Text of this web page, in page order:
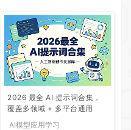
2026 最全 AI 提示词合集，
覆盖多领域 + 多平台通用
AI模型应用学习